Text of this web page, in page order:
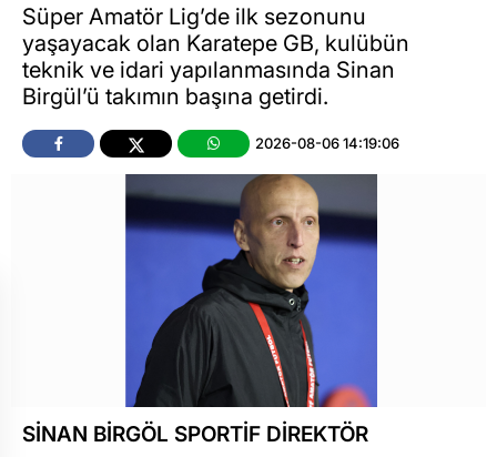
Süper Amatör Lig’de ilk sezonunu
yaşayacak olan Karatepe GB, kulübün
teknik ve idari yapılanmasında Sinan
Birgül’ü takımın başına getirdi.
2026-08-06 14:19:06
SİNAN BİRGÖL SPORTİF DİREKTÖR